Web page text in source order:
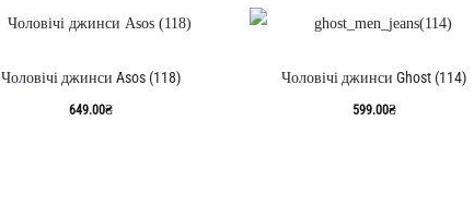
Чоловічі джинси Asos (118)
649.00₴
Чоловічі джинси Ghost (114)
599.00₴